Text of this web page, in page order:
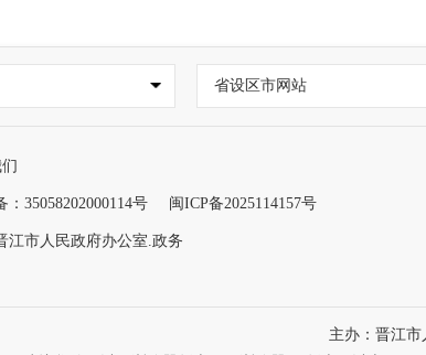
省设区市网站
：35058202000114号 闽ICP备2025114157号
江市人民政府办公室.政务
主办：晋江